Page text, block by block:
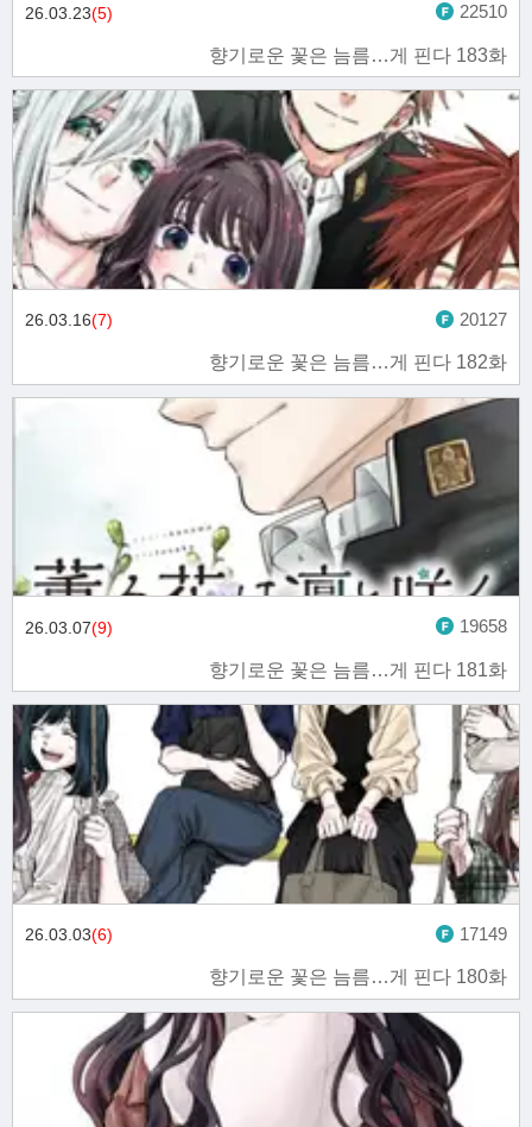
향기로운 꽃은 늠름…게 핀다 183화
26.03.23(5) 22510
향기로운 꽃은 늠름…게 핀다 182화
26.03.16(7) 20127
향기로운 꽃은 늠름…게 핀다 181화
26.03.07(9) 19658
향기로운 꽃은 늠름…게 핀다 180화
26.03.03(6) 17149